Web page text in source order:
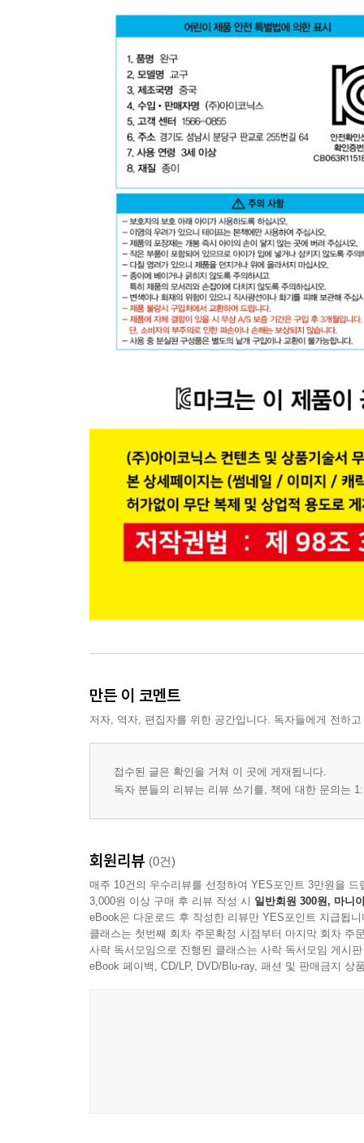
만든 이 코멘트
저자, 역자, 편집자를 위한 공간입니다. 독자들에게 전하
접수된 글은 확인을 거쳐 이 곳에 게재됩니다.
독자 분들의 리뷰는 리뷰 쓰기를, 책에 대한 문의는
회원리뷰 (0건)
매주 10건의 우수리뷰를 선정하여 YES포인트 3만원을 드
3,000원 이상 구매 후 리뷰 작성 시 일반회원 300원, 마니
eBook은 다운로드 후 작성한 리뷰만 YES포인트 지급됩니
클래스는 첫번째 회차 주문확정 시점부터 마지막 회차 주
사락 독서모임으로 진행된 클래스는 사락 독서모임 게시
eBook 페이백, CD/LP, DVD/Blu-ray, 패션 및 판매금지 상